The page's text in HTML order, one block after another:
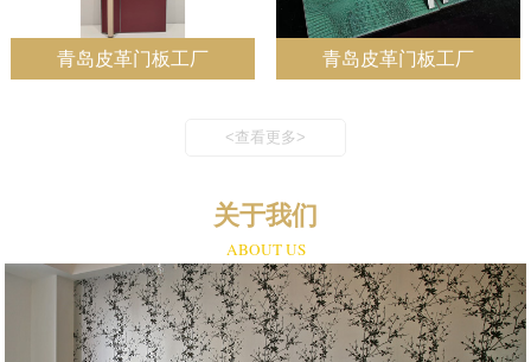
青岛皮革门板工厂 青岛皮革门板工厂
<查看更多>
关于我们
ABOUT US